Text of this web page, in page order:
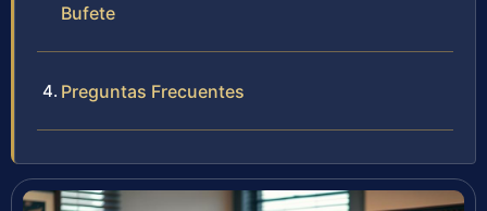
Bufete
Preguntas Frecuentes